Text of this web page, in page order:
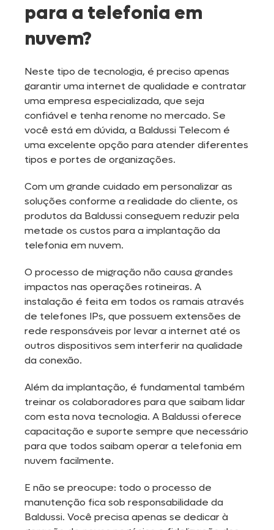
para a telefonia em
nuvem?
Neste tipo de tecnologia, é preciso apenas
garantir uma internet de qualidade e contratar
uma empresa especializada, que seja
confiável e tenha renome no mercado. Se
você está em dúvida, a Baldussi Telecom é
uma excelente opção para atender diferentes
tipos e portes de organizações.
Com um grande cuidado em personalizar as
soluções conforme a realidade do cliente, os
produtos da Baldussi conseguem reduzir pela
metade os custos para a implantação da
telefonia em nuvem.
O processo de migração não causa grandes
impactos nas operações rotineiras. A
instalação é feita em todos os ramais através
de telefones IPs, que possuem extensões de
rede responsáveis por levar a internet até os
outros dispositivos sem interferir na qualidade
da conexão.
Além da implantação, é fundamental também
treinar os colaboradores para que saibam lidar
com esta nova tecnologia. A Baldussi oferece
capacitação e suporte sempre que necessário
para que todos saibam operar a telefonia em
nuvem facilmente.
E não se preocupe: todo o processo de
manutenção fica sob responsabilidade da
Baldussi. Você precisa apenas se dedicar à